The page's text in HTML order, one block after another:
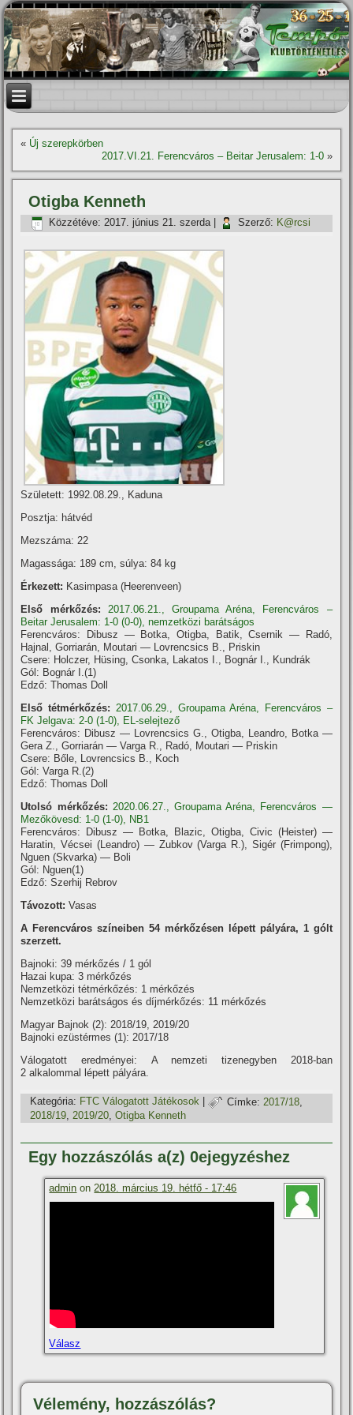
« Új szerepkörben
2017.VI.21. Ferencváros – Beitar Jerusalem: 1-0»
Otigba Kenneth
Közzétéve: 2017. június 21. szerda| Szerző: K@rcsi
Született: 1992.08.29., Kaduna
Posztja: hátvéd
Mezszáma: 22
Magassága: 189 cm, súlya: 84 kg
Érkezett: Kasimpasa (Heerenveen)
Első mérkőzés: 2017.06.21., Groupama Aréna, Ferencváros –
Beitar Jerusalem: 1-0 (0-0), nemzetközi barátságos
Ferencváros: Dibusz — Botka, Otigba, Batik, Csernik — Radó,
Hajnal, Gorriarán, Moutari — Lovrencsics B., Priskin
Csere: Holczer, Hüsing, Csonka, Lakatos I., Bognár I., Kundrák
Gól: Bognár I.(1)
Edző: Thomas Doll
Első tétmérkőzés: 2017.06.29., Groupama Aréna, Ferencváros –
FK Jelgava: 2-0 (1-0), EL-selejtező
Ferencváros: Dibusz — Lovrencsics G., Otigba, Leandro, Botka —
Gera Z., Gorriarán — Varga R., Radó, Moutari — Priskin
Csere: Bőle, Lovrencsics B., Koch
Gól: Varga R.(2)
Edző: Thomas Doll
Utolsó mérkőzés: 2020.06.27., Groupama Aréna, Ferencváros —
Mezőkövesd: 1-0 (1-0), NB1
Ferencváros: Dibusz — Botka, Blazic, Otigba, Civic (Heister) —
Haratin, Vécsei (Leandro) — Zubkov (Varga R.), Sigér (Frimpong),
Nguen (Skvarka) — Boli
Gól: Nguen(1)
Edző: Szerhij Rebrov
Távozott: Vasas
A Ferencváros szí­neiben 54 mérkőzésen lépett pályára, 1 gólt
szerzett.
Bajnoki: 39 mérkőzés / 1 gól
Hazai kupa: 3 mérkőzés
Nemzetközi tétmérkőzés: 1 mérkőzés
Nemzetközi barátságos és dí­jmérkőzés: 11 mérkőzés
Magyar Bajnok (2): 2018/19, 2019/20
Bajnoki ezüstérmes (1): 2017/18
Válogatott eredményei: A nemzeti tizenegyben 2018-ban
2 alkalommal lépett pályára.
Kategória: FTC Válogatott Játékosok | Címke: 2017/18
2018/19,2019/20,Otigba Kenneth
Egy hozzászólás a(z) 0ejegyzéshez
admin on2018. március 19. hétfő - 17:46
Válasz
Vélemény, hozzászólás?